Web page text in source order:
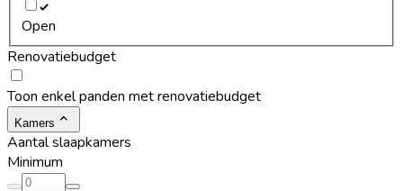
Open
Renovatiebudget
Toon enkel panden met renovatiebudget
Kamers
Aantal slaapkamers
Minimum